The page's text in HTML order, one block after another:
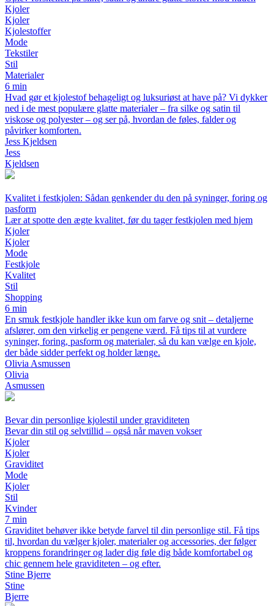
Kjoler
Kjoler
Kjolestoffer
Mode
Tekstiler
Stil
Materialer
6 min
Hvad gør et kjolestof behageligt og luksuriøst at have på? Vi dykker
ned i de mest populære glatte materialer – fra silke og satin til
viskose og polyester – og ser på, hvordan de føles, falder og
påvirker komforten.
Jess Kjeldsen
Jess
Kjeldsen
Kvalitet i festkjolen: Sådan genkender du den på syninger, foring og
pasform
Lær at spotte den ægte kvalitet, før du tager festkjolen med hjem
Kjoler
Kjoler
Mode
Festkjole
Kvalitet
Stil
Shopping
6 min
En smuk festkjole handler ikke kun om farve og snit – detaljerne
afslører, om den virkelig er pengene værd. Få tips til at vurdere
syninger, foring, pasform og materialer, så du kan vælge en kjole,
der både sidder perfekt og holder længe.
Olivia Asmussen
Olivia
Asmussen
Bevar din personlige kjolestil under graviditeten
Bevar din stil og selvtillid – også når maven vokser
Kjoler
Kjoler
Graviditet
Mode
Kjoler
Stil
Kvinder
7 min
Graviditet behøver ikke betyde farvel til din personlige stil. Få tips
til, hvordan du vælger kjoler, materialer og accessories, der følger
kroppens forandringer og lader dig føle dig både komfortabel og
chic gennem hele graviditeten – og efter.
Stine Bjerre
Stine
Bjerre